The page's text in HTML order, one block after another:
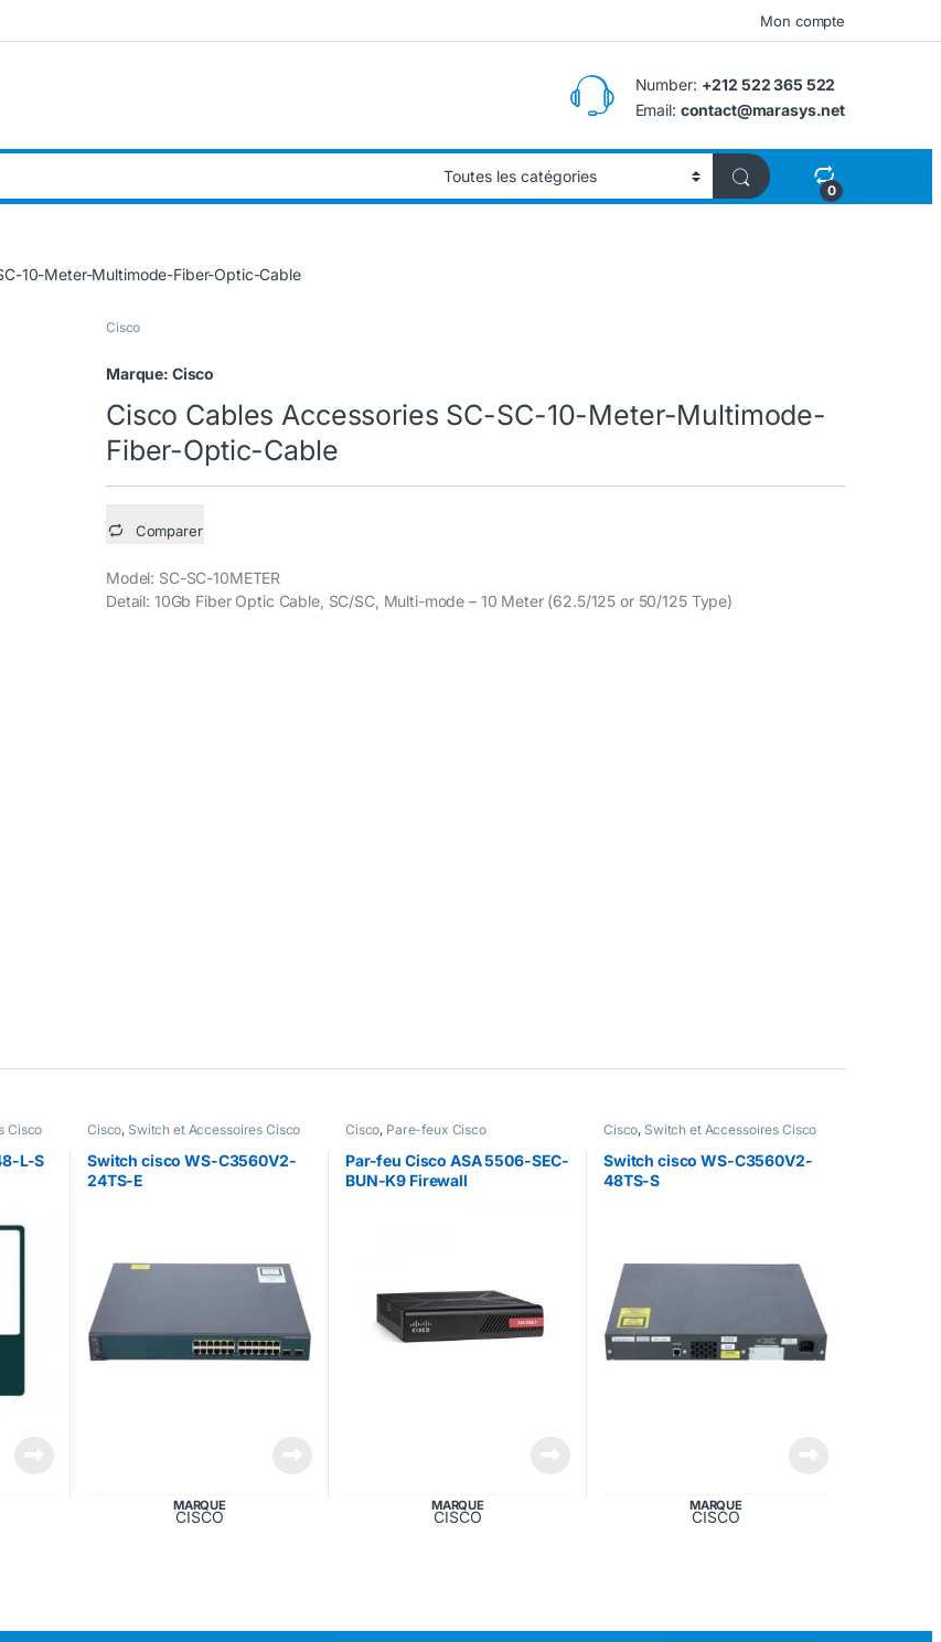
Mon compte
Number: +212 522 365 522
Email: contact@marasys.net
0
10-Meter-Multimode-Fiber-Optic-Cable
Cisco
Marque: Cisco
Cisco Cables Accessories SC-SC-10-Meter-Multimode-
Fiber-Optic-Cable
Comparer
Model: SC-SC-10METER
Detail: 10Gb Fiber Optic Cable, SC/SC, Multi-mode – 10 Meter (62.5/125 or 50/125 Type)
Cisco
L-S
Cisco, Switch et Accessoires Cisco
Switch cisco WS-C3560V2-
24TS-E
MARQUE
CISCO
Cisco, Pare-feux Cisco
Par-feu Cisco ASA 5506-SEC-
BUN-K9 Firewall
MARQUE
CISCO
Cisco, Switch et Accessoires Cisco
Switch cisco WS-C3560V2-
48TS-S
MARQUE
CISCO